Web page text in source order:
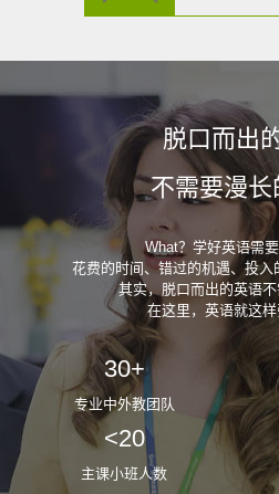
脱口而出
不需要漫长
What？学好英语需要
花费的时间、错过的机遇、投
其实，脱口而出的英语
在这里，英语就这样
30+
专业中外教团队
<20
主课小班人数